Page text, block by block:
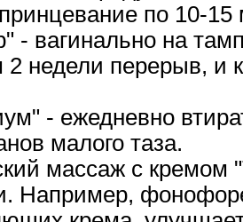
по 10-
- вагинально на
2 недели перерыв, и
- ежедневно
малого таза.
массаж с
Например,